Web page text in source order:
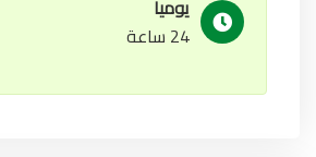
يوميا
24 ساعة